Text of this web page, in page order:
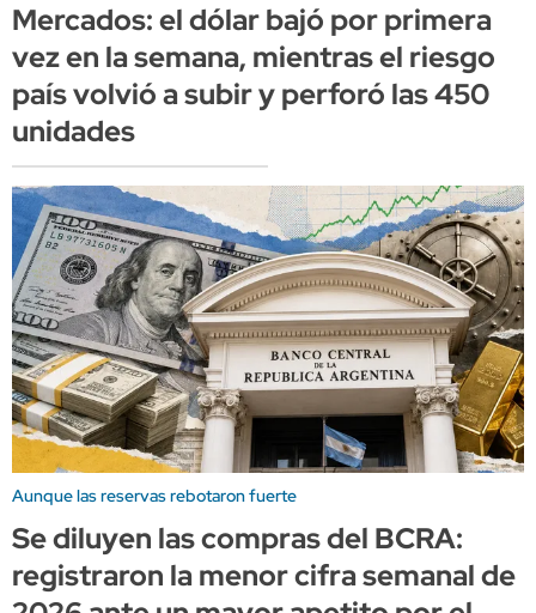
Mercados: el dólar bajó por primera
vez en la semana, mientras el riesgo
país volvió a subir y perforó las 450
unidades
Aunque las reservas rebotaron fuerte
Se diluyen las compras del BCRA:
registraron la menor cifra semanal de